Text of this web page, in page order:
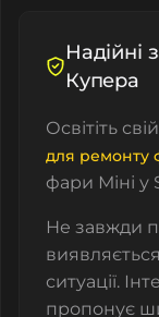
Надійні
Купера
Освітіть
для ремонту
фари Міні у
Не завжди
ситуації.
пропонує